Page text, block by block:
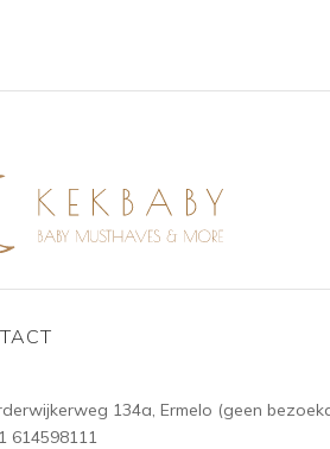
134a, Ermelo (geen
614598111